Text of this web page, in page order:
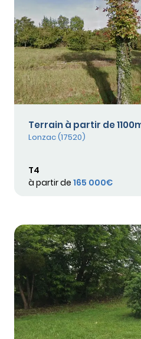
Terrain à partir de
Lonzac (17520)
T4
à partir de 165 000€